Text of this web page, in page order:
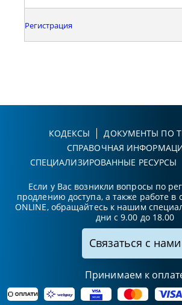
Регистрация
КОДЕКСЫ
ДОКУМЕНТЫ ПО
СПРАВОЧНАЯ
СПЕЦИАЛИЗИРОВАННЫЕ РЕСУРСЫ
Если у Вас возникли вопросы по
продлению доступа, а также работе
ONLINE, обращайтесь к нашим
дни с 9.00 до 18.00
Связаться с нами
Принимаем к